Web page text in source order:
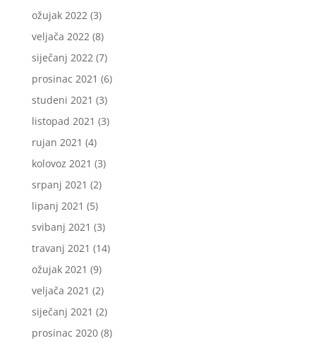
ožujak 2022(3)
veljača 2022(8)
siječanj 2022(7)
prosinac 2021 (6)
studeni 2021 (3)
listopad 2021 (3)
rujan 2021 (4)
kolovoz 2021 (3)
srpanj 2021 (2)
lipanj 2021 (5)
svibanj 2021 (3)
travanj 2021 (14)
ožujak 2021 (9)
veljača 2021 (2)
siječanj 2021 (2)
prosinac 2020(8)